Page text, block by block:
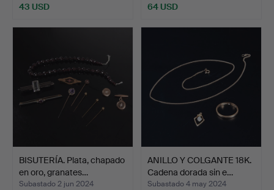
43 USD 64 USD
BISUTERÍA. Plata, chapado
en oro, granates…
Subastado 2 jun 2024
ANILLO Y COLGANTE 18K.
Cadena dorada sin e…
Subastado 4 may 2024